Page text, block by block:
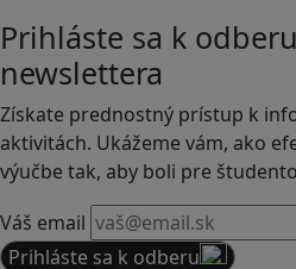
Prihláste sa k
newslettera
Získate prednostný prístup k
aktivitách. Ukážeme vám, ako
výučbe tak, aby boli pre
Váš email
Prihláste sa k odberu